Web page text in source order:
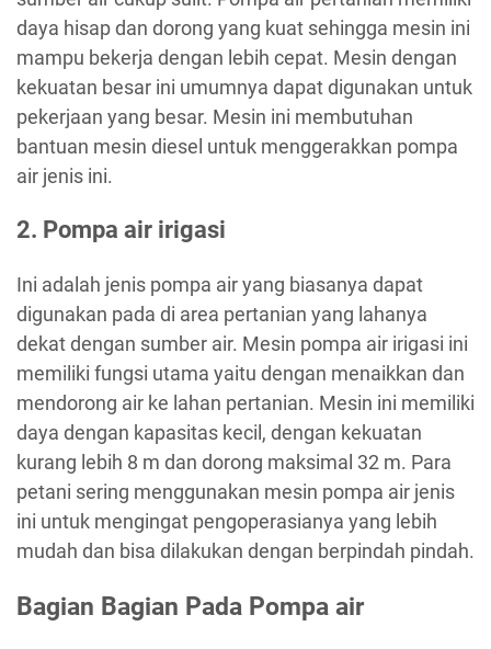
daya hisap dan dorong yang kuat sehingga mesin ini
mampu bekerja dengan lebih cepat. Mesin dengan
kekuatan besar ini umumnya dapat digunakan untuk
pekerjaan yang besar. Mesin ini membutuhan
bantuan mesin diesel untuk menggerakkan pompa
air jenis ini.
2. Pompa air irigasi
Ini adalah jenis pompa air yang biasanya dapat
digunakan pada di area pertanian yang lahanya
dekat dengan sumber air. Mesin pompa air irigasi ini
memiliki fungsi utama yaitu dengan menaikkan dan
mendorong air ke lahan pertanian. Mesin ini memiliki
daya dengan kapasitas kecil, dengan kekuatan
kurang lebih 8 m dan dorong maksimal 32 m. Para
petani sering menggunakan mesin pompa air jenis
ini untuk mengingat pengoperasianya yang lebih
mudah dan bisa dilakukan dengan berpindah pindah.
Bagian Bagian Pada Pompa air